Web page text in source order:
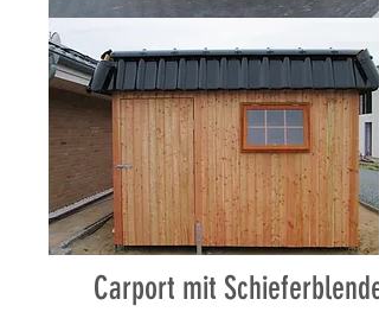
Carport mit Schieferblende